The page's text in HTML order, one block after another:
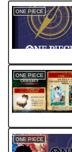
ONE PIECE
ONE PIECE
ONE PIECE